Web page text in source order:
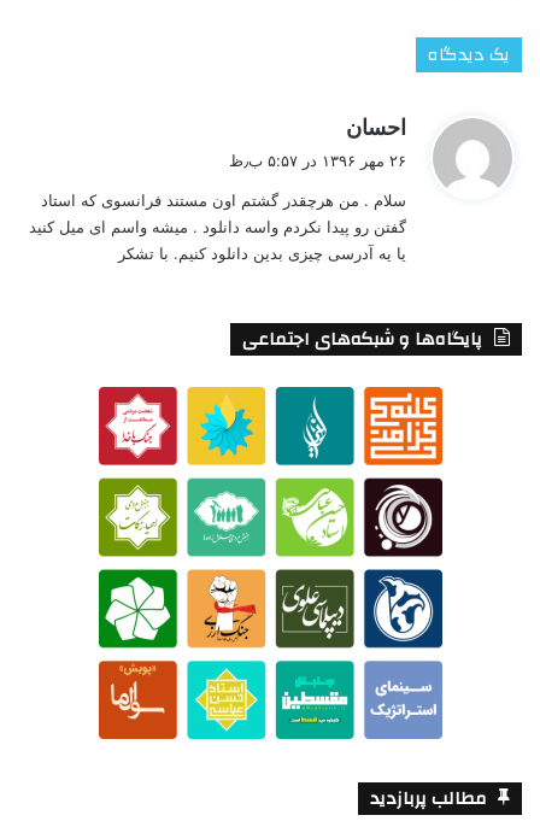
یک دیدگاه
احسان
:
۲۶ مهر ۱۳۹۶ در ۵:۵۷ ب٫ظ
سلام . من هرچقدر گشتم اون مستند فرانسوی که استاد
گفتن رو پیدا نکردم واسه دانلود . میشه واسم ای میل کنید
یا یه آدرسی چیزی بدین دانلود کنیم. با تشکر
پایگاه‌ها و شبکه‌های اجتماعی
مطالب پربازدید